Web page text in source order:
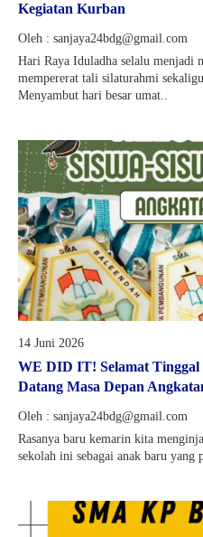
Kegiatan Kurban
Oleh : sanjaya24bdg@gmail.com
Hari Raya Iduladha selalu menjadi
mempererat tali silaturahmi
Menyambut hari besar umat..
14 Juni 2026
WE DID IT! Selamat
Datang Masa Depan
Oleh : sanjaya24bdg@gmail.com
Rasanya baru kemarin kita
sekolah ini sebagai anak baru yang